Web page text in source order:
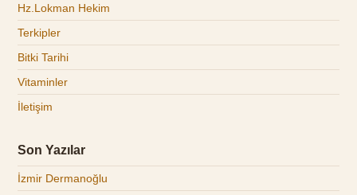
Hz.Lokman Hekim
Terkipler
Bitki Tarihi
Vitaminler
İletişim
Son Yazılar
İzmir Dermanoğlu